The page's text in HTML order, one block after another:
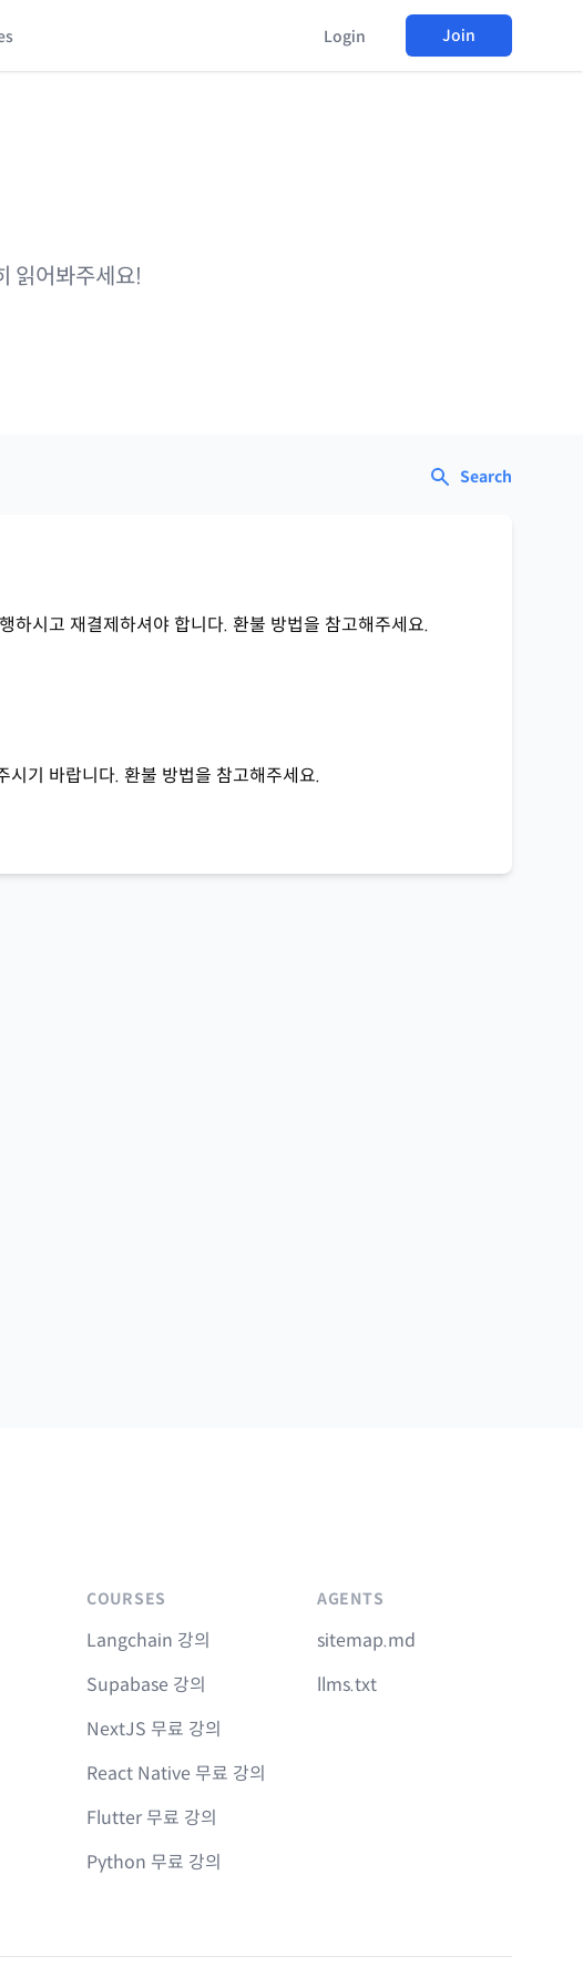
Login Join
읽어봐주세요!
Search
하시고 재결제하셔야 합니다. 환불 방법을 참고해주세요.
기 바랍니다. 환불 방법을 참고해주세요.
COURSES
Langchain 강의
Supabase 강의
NextJS 무료 강의
React Native 무료 강의
Flutter 무료 강의
Python 무료 강의
AGENTS
sitemap.md
llms.txt